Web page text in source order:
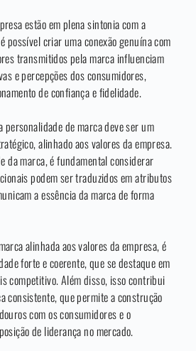
estão em plena sintonia com a
possível criar uma conexão genuína com
transmitidos pela marca influenciam
e percepções dos consumidores,
de confiança e fidelidade.
personalidade de marca deve ser um
alinhado aos valores da empresa.
da marca, é fundamental considerar
podem ser traduzidos em atributos
a essência da marca de forma
alinhada aos valores da empresa, é
forte e coerente, que se destaque em
competitivo. Além disso, isso contribui
consistente, que permite a construção
com os consumidores e o
de liderança no mercado.